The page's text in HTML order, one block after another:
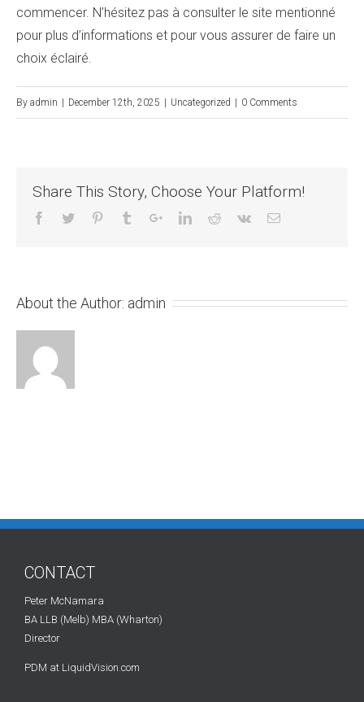
commencer. N’hésitez pas à consulter le site mentionné
pour plus d’informations et pour vous assurer de faire un
choix éclairé.
By admin | December 12th, 2025 | Uncategorized | 0 Comments
Share This Story, Choose Your Platform!
About the Author: admin
CONTACT
Peter McNamara
BA LLB (Melb) MBA (Wharton)
Director
PDM at LiquidVision.com